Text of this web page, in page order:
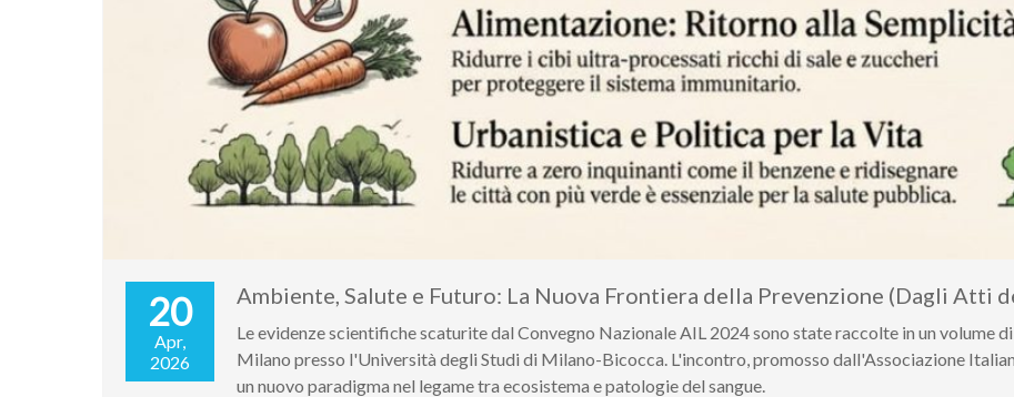
20
Apr,
2026
Ambiente, Salute e Futuro: La Nuova Frontiera della Prevenzione (Dagli Atti
Le evidenze scientifiche scaturite dal Convegno Nazionale AIL 2024 sono state raccolte in un volume
Milano presso l'Università degli Studi di Milano-Bicocca. L'incontro, promosso dall'Associazione
un nuovo paradigma nel legame tra ecosistema e patologie del sangue.